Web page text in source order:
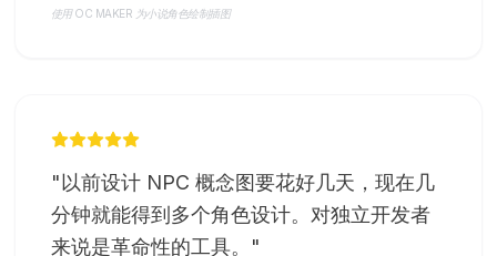
使用 OC MAKER 为小说角色绘制插图
" 以前设计 NPC 概念图要花好几天，现在几
分钟就能得到多个角色设计。对独立开发者
来说是革命性的工具。
"